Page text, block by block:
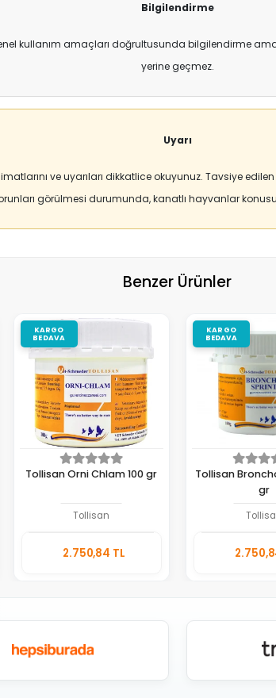
Bilgilendirme
kullanım amaçları doğrultusunda bilgilendirme
yerine geçmez.
Uyarı
ve uyarıları dikkatlice okuyunuz. Tavsiye
görülmesi durumunda, kanatlı hayvanlar
Benzer Ürünler
KARGO
BEDAVA
Tollisan Orni Chlam 100 gr
Tollisan
2.750,84 TLEkle
KARGO
BEDAVA
Tollisan
gr